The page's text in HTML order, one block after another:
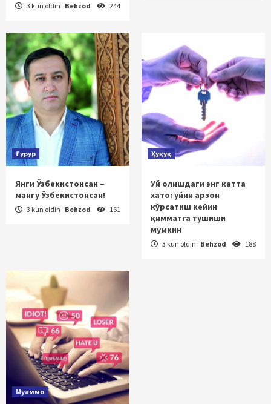
3 kun oldin Behzod 244
Ғурур
Янги Ўзбекистонсан –
мангу Ўзбекистонсан!
3 kun oldin Behzod 161
Ҳуқуқ
Уй олишдаги энг катта
хато: уйни арзон
кўрсатиш кейин
қимматга тушиши
мумкин
3 kun oldin Behzod 188
Муаммо